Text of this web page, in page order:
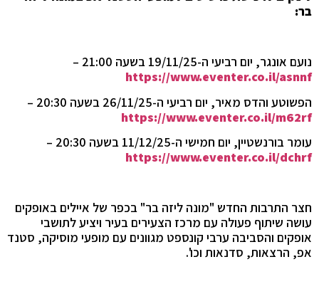
בר:
נועם אונגר, יום רביעי ה-19/11/25 בשעה 21:00 –
https://www.eventer.co.il/asnnf
הפשוטע והדס מאיר, יום רביעי ה-26/11/25 בשעה 20:30 –
https://www.eventer.co.il/m62rf
עומר בורנשטיין, יום חמישי ה-11/12/25 בשעה 20:30 –
https://www.eventer.co.il/dchrf
חצר התרבות החדש "מונה ליזה בר" בכפר של איילים באופקים
עושה שיתוף פעולה עם מרכז הצעירים בעיר ויציע לתושבי
אופקים והסביבה ערבי קונספט מגוונים עם מופעי מוסיקה, סטנד
אפ, הרצאות, סדנאות וכו'.